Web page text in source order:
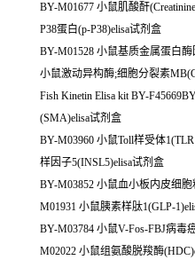
BY-M01677 小鼠肌酸酐
P38蛋白(p-P38)elisa试剂盒
BY-M01528 小鼠基质金属蛋白
小鼠激动异构酶;细胞分裂素
Fish Kinetin Elisa kit BY-
(SMA)elisa试剂盒
BY-M03960 小鼠Toll样受体
样因子5(INSL5)elisa试剂盒
BY-M03852 小鼠血小板内皮细
M01931 小鼠胰素样肽1(GLP-
BY-M03784 小鼠V-Fos-FBJ病毒
M02022 小鼠组氨酸脱羧酶